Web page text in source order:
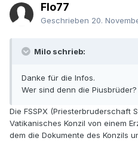
Flo77
Geschrieben 20.
Milo schrieb:
Danke für die Infos.
Wer sind denn die Piusbrüder?
Die FSSPX (Priesterbruderschaft
Vatikanisches Konzil von einem
dem die Dokumente des Konzils